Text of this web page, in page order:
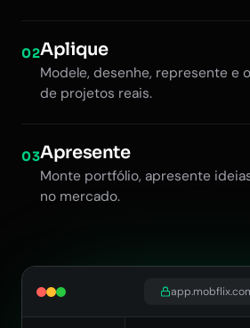
02Aplique
Modele, desenhe, represente e
de projetos reais.
03Apresente
Monte portfólio, apresente
no mercado.